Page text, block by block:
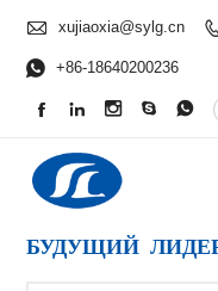
 xujiaoxia@sylg.cn 
 +86-18640200236
    
БУДУЩИЙ